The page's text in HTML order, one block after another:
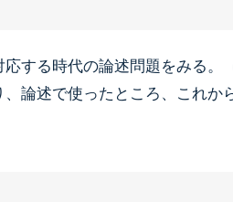
する時代の論述問題をみる。
論述で使ったところ、これか